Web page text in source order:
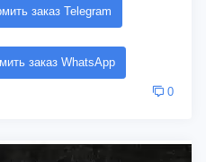
заказ Telegram
заказ WhatsApp
0